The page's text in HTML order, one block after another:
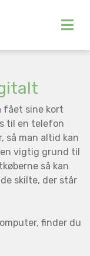
fået sine kort
til en telefon
så man altid kan
vigtig grund til
så kan
skilte, der står
finder du